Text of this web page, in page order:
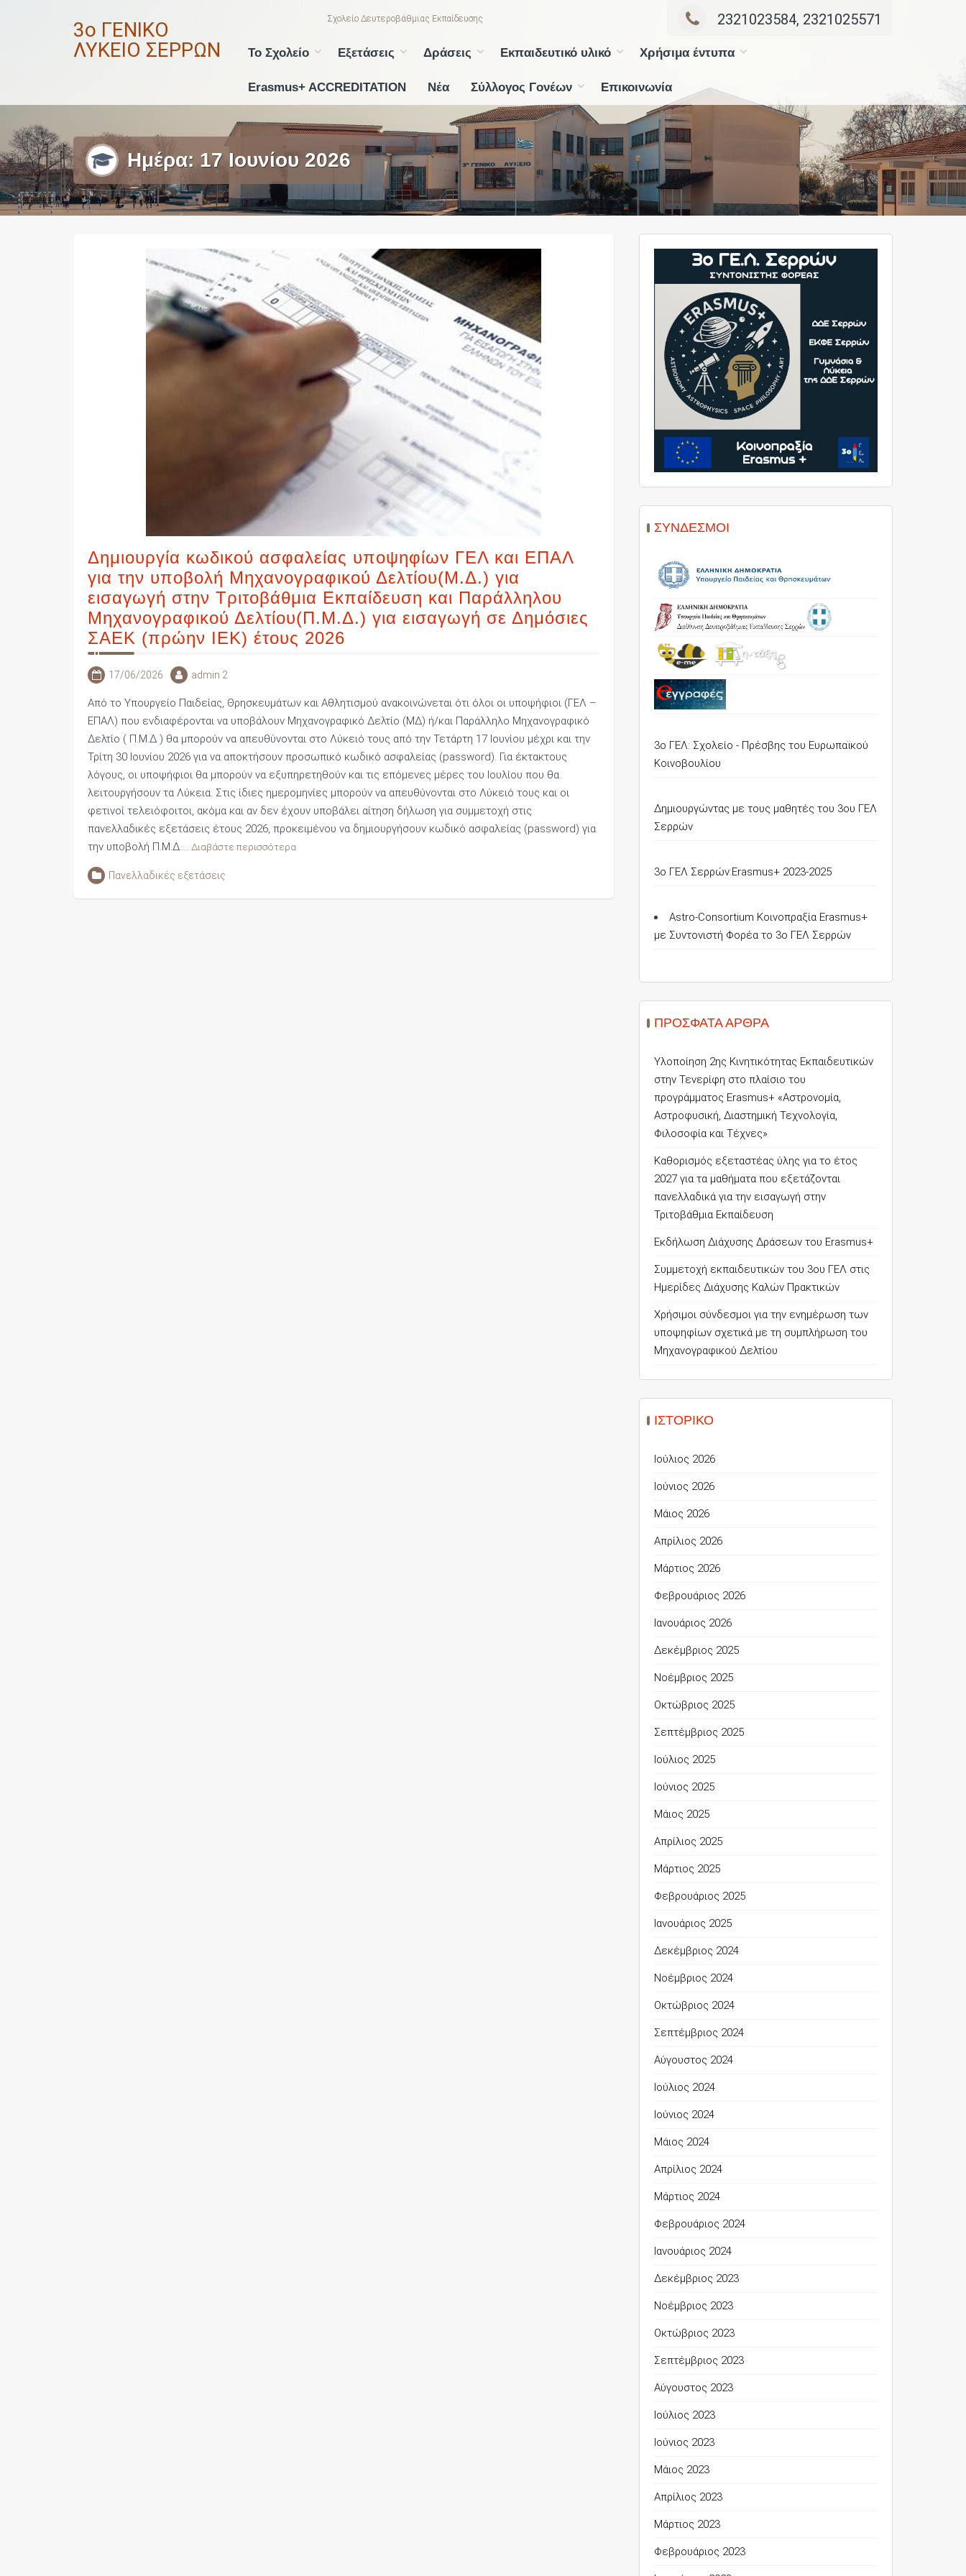
3ο ΓΕΝΙΚΟ
ΛΥΚΕΙΟ ΣΕΡΡΩΝ
Σχολείο Δευτεροβάθμιας Εκπαίδευσης 2321023584, 2321025571
Το Σχολείο Εξετάσεις Δράσεις Εκπαιδευτικό υλικό Χρήσιμα έντυπα
Erasmus+ ACCREDITATION Νέα Σύλλογος Γονέων Επικοινωνία
Ημέρα: 17 Ιουνίου 2026
Δημιουργία κωδικού ασφαλείας υποψηφίων ΓΕΛ και ΕΠΑΛ
για την υποβολή Μηχανογραφικού Δελτίου(Μ.Δ.) για
εισαγωγή στην Τριτοβάθμια Εκπαίδευση και Παράλληλου
Μηχανογραφικού Δελτίου(Π.Μ.Δ.) για εισαγωγή σε Δημόσιες
ΣΑΕΚ (πρώην ΙΕΚ) έτους 2026
17/06/2026 admin 2
Από το Υπουργείο Παιδείας, Θρησκευμάτων και Αθλητισμού ανακοινώνεται ότι όλοι οι υποψήφιοι (ΓΕΛ –
ΕΠΑΛ) που ενδιαφέρονται να υποβάλουν Μηχανογραφικό Δελτίο (ΜΔ) ή/και Παράλληλο Μηχανογραφικό
Δελτίο ( Π.Μ.Δ ) θα μπορούν να απευθύνονται στο Λύκειό τους από την Τετάρτη 17 Ιουνίου μέχρι και την
Τρίτη 30 Ιουνίου 2026 για να αποκτήσουν προσωπικό κωδικό ασφαλείας (password). Για έκτακτους
λόγους, οι υποψήφιοι θα μπορούν να εξυπηρετηθούν και τις επόμενες μέρες του Ιουλίου που θα
λειτουργήσουν τα Λύκεια. Στις ίδιες ημερομηνίες μπορούν να απευθύνονται στο Λύκειό τους και οι
φετινοί τελειόφοιτοι, ακόμα και αν δεν έχουν υποβάλει αίτηση δήλωση για συμμετοχή στις
πανελλαδικές εξετάσεις έτους 2026, προκειμένου να δημιουργήσουν κωδικό ασφαλείας (password) για
την υποβολή Π.Μ.Δ.… Διαβάστε περισσότερα
Πανελλαδικές εξετάσεις
ΣΎΝΔΕΣΜΟΙ
3ο ΓΕΛ: Σχολείο - Πρέσβης του Ευρωπαϊκού
Κοινοβουλίου
Δημιουργώντας με τους μαθητές του 3ου ΓΕΛ
Σερρών
3o ΓΕΛ Σερρών:Erasmus+ 2023-2025
Astro-Consortium Κοινοπραξία Erasmus+
με Συντονιστή Φορέα το 3ο ΓΕΛ Σερρών
ΠΡΌΣΦΑΤΑ ΆΡΘΡΑ
Υλοποίηση 2ης Κινητικότητας Εκπαιδευτικών
στην Τενερίφη στο πλαίσιο του
προγράμματος Erasmus+ «Αστρονομία,
Αστροφυσική, Διαστημική Τεχνολογία,
Φιλοσοφία και Τέχνες»
Καθορισμός εξεταστέας ύλης για το έτος
2027 για τα μαθήματα που εξετάζονται
πανελλαδικά για την εισαγωγή στην
Τριτοβάθμια Εκπαίδευση
Εκδήλωση Διάχυσης Δράσεων του Erasmus+
Συμμετοχή εκπαιδευτικών του 3ου ΓΕΛ στις
Ημερίδες Διάχυσης Καλών Πρακτικών
Χρήσιμοι σύνδεσμοι για την ενημέρωση των
υποψηφίων σχετικά με τη συμπλήρωση του
Μηχανογραφικού Δελτίου
ΙΣΤΟΡΙΚΌ
Ιούλιος 2026
Ιούνιος 2026
Μάιος 2026
Απρίλιος 2026
Μάρτιος 2026
Φεβρουάριος 2026
Ιανουάριος 2026
Δεκέμβριος 2025
Νοέμβριος 2025
Οκτώβριος 2025
Σεπτέμβριος 2025
Ιούλιος 2025
Ιούνιος 2025
Μάιος 2025
Απρίλιος 2025
Μάρτιος 2025
Φεβρουάριος 2025
Ιανουάριος 2025
Δεκέμβριος 2024
Νοέμβριος 2024
Οκτώβριος 2024
Σεπτέμβριος 2024
Αύγουστος 2024
Ιούλιος 2024
Ιούνιος 2024
Μάιος 2024
Απρίλιος 2024
Μάρτιος 2024
Φεβρουάριος 2024
Ιανουάριος 2024
Δεκέμβριος 2023
Νοέμβριος 2023
Οκτώβριος 2023
Σεπτέμβριος 2023
Αύγουστος 2023
Ιούλιος 2023
Ιούνιος 2023
Μάιος 2023
Απρίλιος 2023
Μάρτιος 2023
Φεβρουάριος 2023